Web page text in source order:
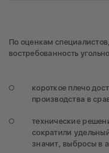
По оценкам
востребованность
короткое плечо
производства в
технические
сократили
значит, выбросы в